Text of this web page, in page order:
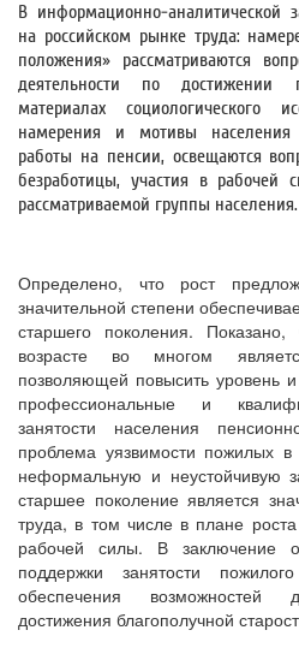
В информационно-аналитической
на российском рынке труда:
положения» рассматриваются
деятельности по достижении
материалах социологического
намерения и мотивы населения
работы на пенсии, освещаются
безработицы, участия в рабочей
рассматриваемой группы населения.
Определено, что рост
значительной степени
старшего поколения.
возрасте во многом
позволяющей повысить уровень
профессиональные и
занятости населения
проблема уязвимости пожилых в
неформальную и неустойчивую
старшее поколение является
труда, в том числе в плане
рабочей силы. В заключение
поддержки занятости
обеспечения
достижения благополучной